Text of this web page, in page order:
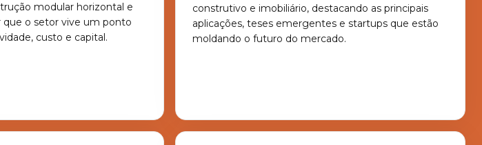
modular horizontal e
que o setor vive um ponto
custo e capital.
construtivo e imobiliário, destacando as principais
aplicações, teses emergentes e startups que estão
moldando o futuro do mercado.